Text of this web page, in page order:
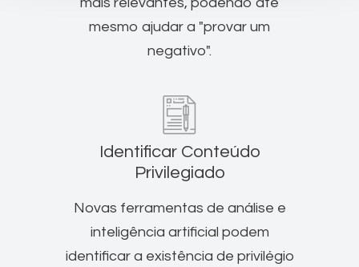
mesmo ajudar a "provar um
negativo".
Identificar Conteúdo
Privilegiado
Novas ferramentas de análise e
inteligência artificial podem
identificar a existência de privilégio